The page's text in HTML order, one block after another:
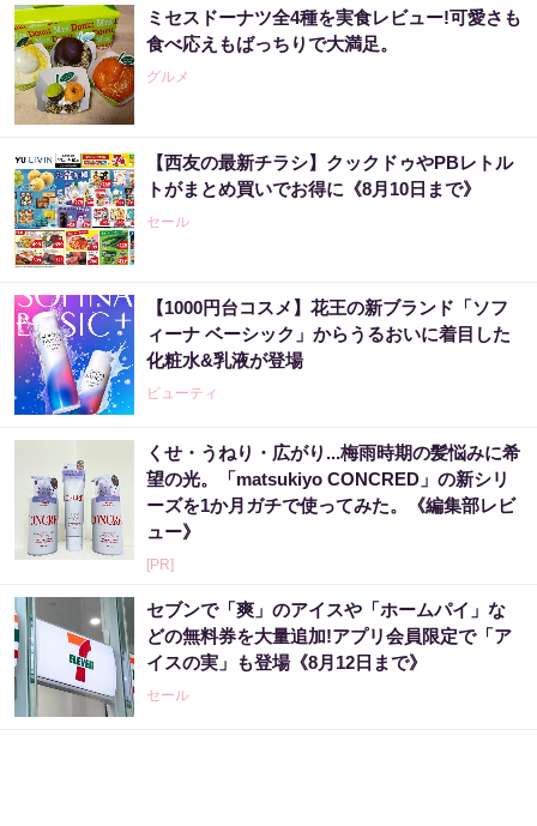
ミセスドーナツ全4種を実食レビュー!可愛さも
食べ応えもばっちりで大満足。
グルメ
【西友の最新チラシ】クックドゥやPBレトル
トがまとめ買いでお得に《8月10日まで》
セール
【1000円台コスメ】花王の新ブランド「ソフ
ィーナ ベーシック」からうるおいに着目した
化粧水&乳液が登場
ビューティ
くせ・うねり・広がり...梅雨時期の髪悩みに希
望の光。「matsukiyo CONCRED」の新シリ
ーズを1か月ガチで使ってみた。《編集部レビ
ュー》
[PR]
セブンで「爽」のアイスや「ホームパイ」な
どの無料券を大量追加!アプリ会員限定で「ア
イスの実」も登場《8月12日まで》
セール